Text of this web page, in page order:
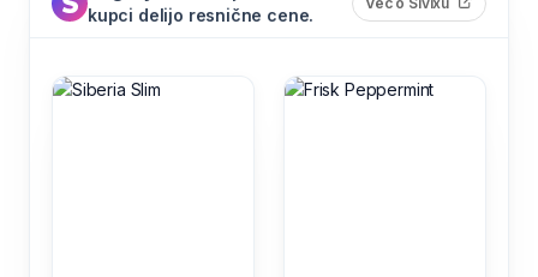
kupci delijo resnične cene.